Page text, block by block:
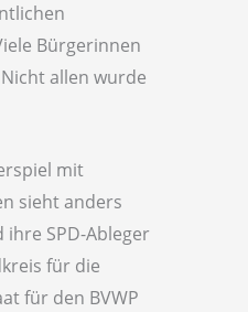
Bürgerinnen
allen wurde
mit
sieht anders
SPD-Ableger
für die
für den BVWP